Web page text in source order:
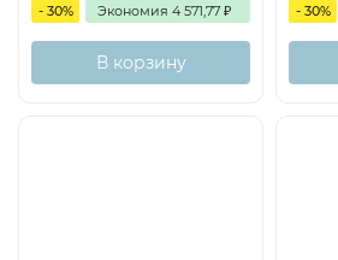
- 30% Экономия 4 571,77 ₽
В корзину
- 30%